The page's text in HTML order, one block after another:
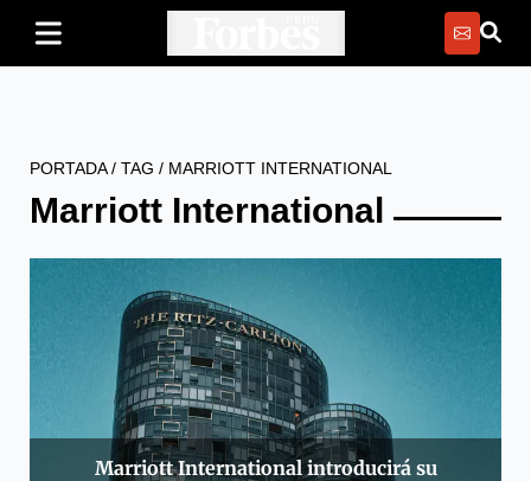
PORTADA/ TAG / MARRIOTT INTERNATIONAL
Marriott International
Marriott International introducirá su